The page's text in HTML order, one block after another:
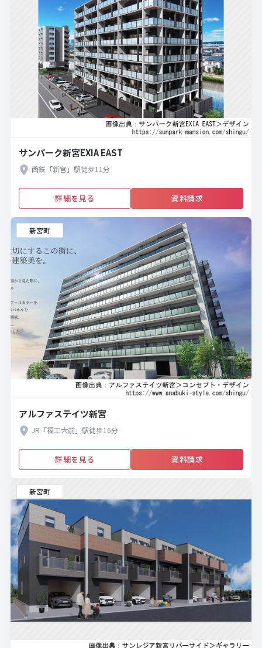
サンパーク新宮EXIA EAST
西鉄「新宮」駅徒歩11分
詳細を見る 資料請求
新宮町
アルファステイツ新宮
JR「福工大前」駅徒歩16分
詳細を見る 資料請求
新宮町